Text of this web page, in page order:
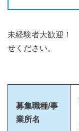
未経験者大歓迎！
せください。
募集職種/事
業所名